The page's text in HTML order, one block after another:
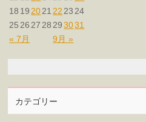
« 7月 9月 »
18 19 2021 22 23 24
25 26 27 28 29 3031
カテゴリー